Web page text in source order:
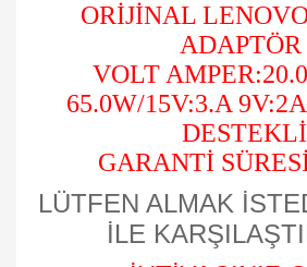
ORİJİNAL
ADAPTÖR
VOLT
65.0W/15V:3.A
DESTEKLİ
GARANTİ
LÜTFEN ALMAK
İLE